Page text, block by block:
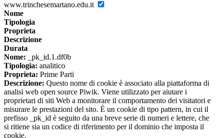
www.trinchesemartano.edu.it
Nome
Tipologia
Proprieta
Descrizione
Durata
Nome: _pk_id.1.df0b
Tipologia: analitico
Proprieta: Prime Parti
Descrizione: Questo nome di cookie è associato alla piattaforma di
analisi web open source Piwik. Viene utilizzato per aiutare i
proprietari di siti Web a monitorare il comportamento dei visitatori e
misurare le prestazioni del sito. È un cookie di tipo pattern, in cui il
prefisso _pk_id è seguito da una breve serie di numeri e lettere, che
si ritiene sia un codice di riferimento per il dominio che imposta il
cookie.